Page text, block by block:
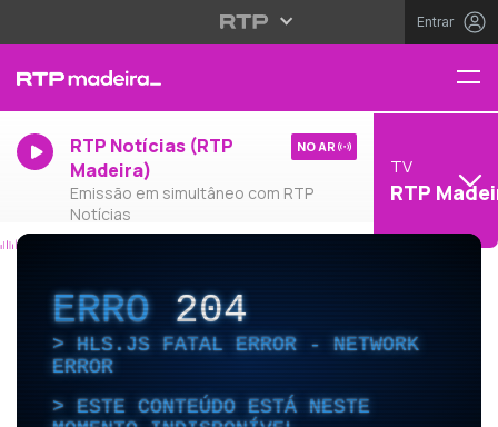
Entrar
RTP Notícias (RTP
Madeira)
Emissão em simultâneo com RTP
Notícias
NO AR
TV
RTP
ERRO204
HLS.JS FATAL ERROR - NETWORK
ERROR
ESTE CONTEÚDO ESTÁ NESTE